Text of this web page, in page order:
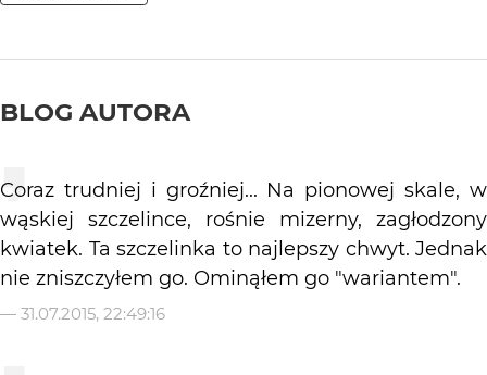
BLOG AUTORA
Coraz trudniej i groźniej... Na pionowej skale, w
wąskiej szczelince, rośnie mizerny, zagłodzony
kwiatek. Ta szczelinka to najlepszy chwyt. Jednak
nie zniszczyłem go. Ominąłem go "wariantem".
— 31.07.2015, 22:49:16